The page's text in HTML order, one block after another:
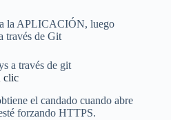
la APLICACIÓN, luego
través de Git
clic
el candado cuando abre
forzando HTTPS.